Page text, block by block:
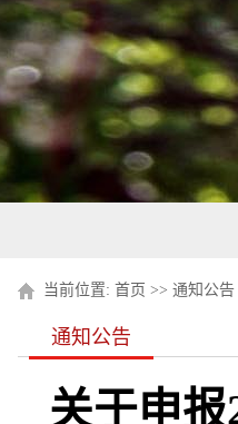
当前位置: 首页 >> 通知公告
通知公告
关于申